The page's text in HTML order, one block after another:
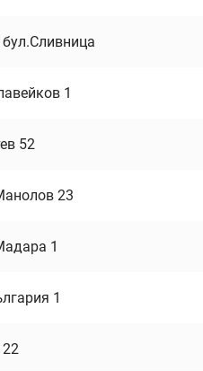
1
52
23
1
1